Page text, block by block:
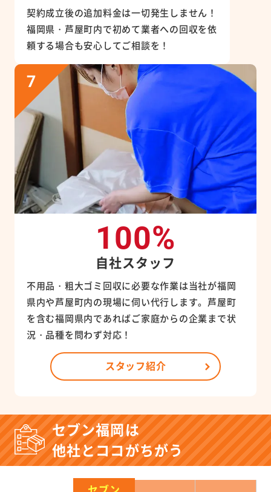
契約成立後の追加料金は一切発生しません！
福岡県・芦屋町内で初めて業者への回収を依
頼する場合も安心してご相談を！
100%
自社スタッフ
不用品・粗大ゴミ回収に必要な作業は当社が福岡
県内や芦屋町内の現場に伺い代行します。芦屋町
を含む福岡県内であればご家庭からの企業まで状
況・品種を問わず対応！
スタッフ紹介
セブン福岡は
他社とココがちがう